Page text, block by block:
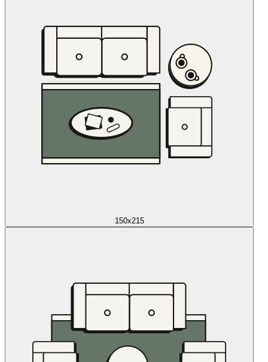
150x215